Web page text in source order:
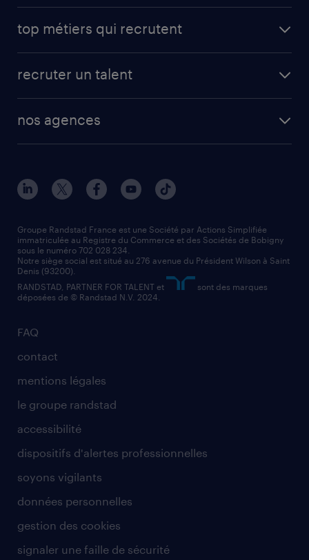
top métiers qui recrutent
recruter un talent
nos agences
FAQ
contact
mentions légales
le groupe randstad
accessibilité
dispositifs d'alertes professionnelles
soyons vigilants
données personnelles
gestion des cookies
signaler une faille de sécurité
Groupe Randstad France est une Société par Actions Simplifiée
immatriculée au Registre du Commerce et des Sociétés de Bobigny
sous le numéro 702 028 234.
Notre siège social est situé au 276 avenue du Président Wilson à Saint
Denis (93200).
RANDSTAD, PARTNER FOR TALENT et
sont des marques
déposées de © Randstad N.V. 2024.